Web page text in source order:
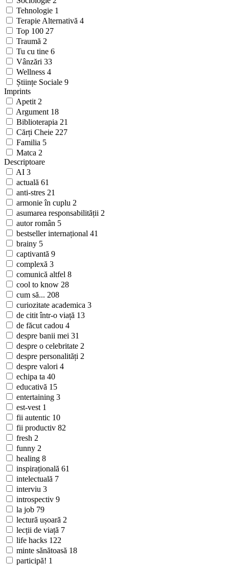
Tehnologie 1
Terapie Alternativă 4
Top 100 27
Traumă 2
Tu cu tine 6
Vânzări 33
Wellness 4
Științe Sociale 9
Imprints
Apetit 2
Argument 18
Biblioterapia 21
Cărți Cheie 227
Familia 5
Matca 2
Descriptoare
AI 3
actuală 61
anti-stres 21
armonie în cuplu 2
asumarea responsabilității 2
autor român 5
bestseller internațional 41
brainy 5
captivantă 9
complexă 3
comunică altfel 8
cool to know 28
cum să... 208
curiozitate academica 3
de citit într-o viață 13
de făcut cadou 4
despre banii mei 31
despre o celebritate 2
despre personalități 2
despre valori 4
echipa ta 40
educativă 15
entertaining 3
est-vest 1
fii autentic 10
fii productiv 82
fresh 2
funny 2
healing 8
inspirațională 61
intelectuală 7
interviu 3
introspectiv 9
la job 79
lectură ușoară 2
lecții de viață 7
life hacks 122
minte sănătoasă 18
participă! 1